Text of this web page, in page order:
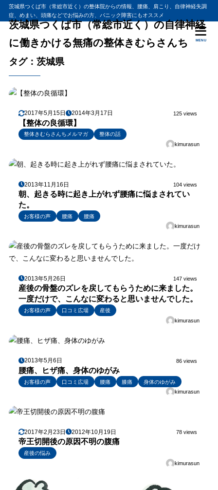
茨城県つくば市（常総市近く）の整体院からの情報、腰痛、肩こり、自律神経失調
症、めまい、頭痛などでお悩みの方、パニック障害にもオススメ
茨城県つくば市（常総市近く）の自律神経
に働きかける無痛の整体きむらさんち
MENU
タグ：茨城県
2017年5月15日 2014年3月17日 125 views
【整体の良循環】
整体きむらさんちメルマガ
整体の話
kimurasun
2013年11月16日 104 views
朝、起きる時に起き上がれず腰痛に悩まされてい
た。
お客様の声 腰痛
腰痛
kimurasun
2013年5月26日 147 views
産後の骨盤のズレを戻してもらうために来ました。
一度だけで、こんなに変わると思いませんでした。
お客様の声 口コミ広場
産後
kimurasun
2013年5月6日 86 views
腰痛、ヒザ痛、身体のゆがみ
お客様の声 口コミ広場 腰痛 膝痛
身体のゆがみ
kimurasun
2017年2月23日 2012年10月19日 78 views
帝王切開後の原因不明の腹痛
産後の悩み
kimurasun